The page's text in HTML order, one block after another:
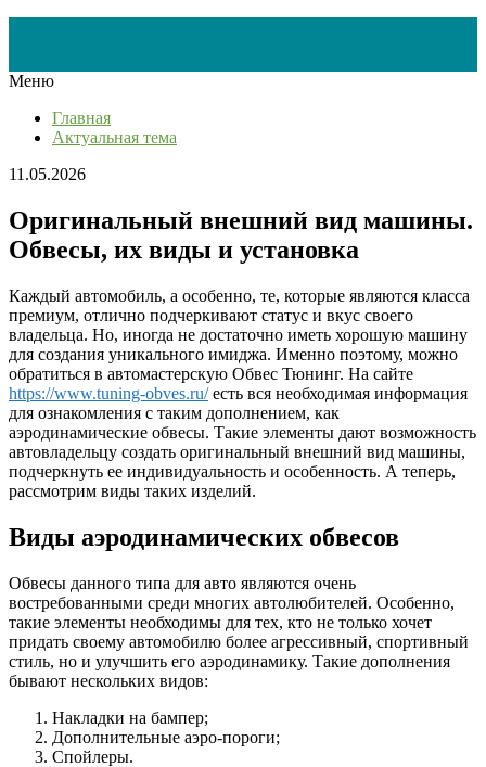
Меню
Главная
Актуальная тема
11.05.2026
Оригинальный внешний вид машины.
Обвесы, их виды и установка
Каждый автомобиль, а особенно, те, которые являются класса
премиум, отлично подчеркивают статус и вкус своего
владельца. Но, иногда не достаточно иметь хорошую машину
для создания уникального имиджа. Именно поэтому, можно
обратиться в автомастерскую Обвес Тюнинг. На сайте
https://www.tuning-obves.ru/есть вся необходимая информация
для ознакомления с таким дополнением, как
аэродинамические обвесы. Такие элементы дают возможность
автовладельцу создать оригинальный внешний вид машины,
подчеркнуть ее индивидуальность и особенность. А теперь,
рассмотрим виды таких изделий.
Виды аэродинамических обвесов
Обвесы данного типа для авто являются очень
востребованными среди многих автолюбителей. Особенно,
такие элементы необходимы для тех, кто не только хочет
придать своему автомобилю более агрессивный, спортивный
стиль, но и улучшить его аэродинамику. Такие дополнения
бывают нескольких видов:
Накладки на бампер;
Дополнительные аэро-пороги;
Спойлеры.